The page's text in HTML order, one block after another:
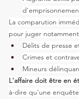
La comparution
pour juger
Délits de presse
Crimes et
Mineurs
L'affaire doit être en
à-dire qu'une